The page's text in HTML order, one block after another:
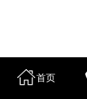
首页